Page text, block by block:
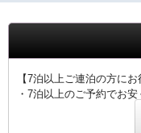
【7泊以上ご連泊の方にお
・7泊以上のご予約でお安